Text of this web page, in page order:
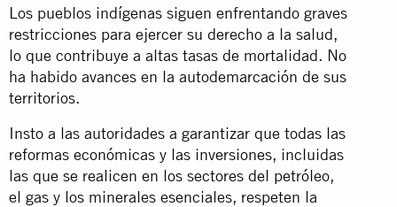
Los pueblos indígenas siguen enfrentando graves
restricciones para ejercer su derecho a la salud,
lo que contribuye a altas tasas de mortalidad. No
ha habido avances en la autodemarcación de sus
territorios.
Insto a las autoridades a garantizar que todas las
reformas económicas y las inversiones, incluidas
las que se realicen en los sectores del petróleo,
el gas y los minerales esenciales, respeten la